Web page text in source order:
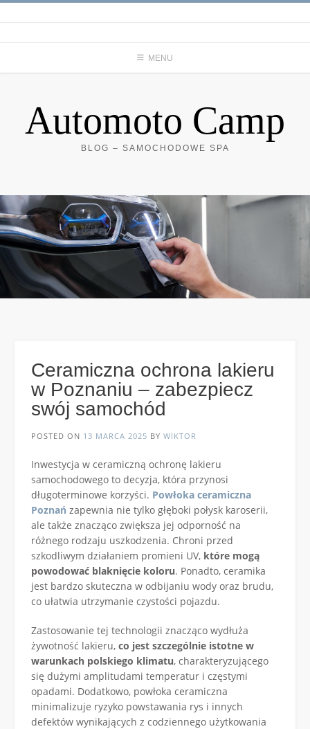
Skip
MENU
Automoto Camp
BLOG – SAMOCHODOWE SPA
Ceramiczna ochrona lakieru
w Poznaniu – zabezpiecz
swój samochód
POSTED ON 13 MARCA 2025 BY WIKTOR
Inwestycja w ceramiczną ochronę lakieru
samochodowego to decyzja, która przynosi
długoterminowe korzyści. Powłoka ceramiczna
Poznań zapewnia nie tylko głęboki połysk karoserii,
ale także znacząco zwiększa jej odporność na
różnego rodzaju uszkodzenia. Chroni przed
szkodliwym działaniem promieni UV, które mogą
powodować blaknięcie koloru. Ponadto, ceramika
jest bardzo skuteczna w odbijaniu wody oraz brudu,
co ułatwia utrzymanie czystości pojazdu.
Zastosowanie tej technologii znacząco wydłuża
żywotność lakieru, co jest szczególnie istotne w
warunkach polskiego klimatu, charakteryzującego
się dużymi amplitudami temperatur i częstymi
opadami. Dodatkowo, powłoka ceramiczna
minimalizuje ryzyko powstawania rys i innych
defektów wynikających z codziennego użytkowania